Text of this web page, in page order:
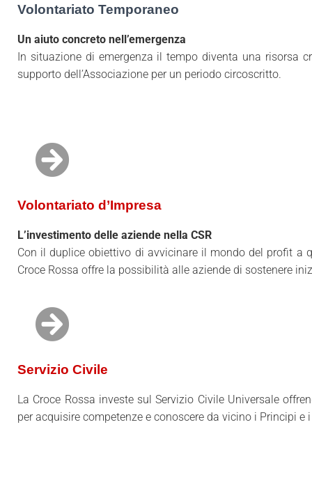
Volontariato Temporaneo
Un aiuto concreto nell’emergenza
In situazione di emergenza il tempo diventa una risorsa
supporto dell’Associazione per un periodo circoscritto.
Volontariato d’Impresa
L’investimento delle aziende nella CSR
Con il duplice obiettivo di avvicinare il mondo del profit a
Croce Rossa offre la possibilità alle aziende di sostenere
Servizio Civile
La Croce Rossa investe sul Servizio Civile Universale
per acquisire competenze e conoscere da vicino i Principi e